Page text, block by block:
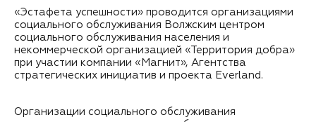
«Эстафета успешности» проводится организациями
социального обслуживания Волжским центром
социального обслуживания населения и
некоммерческой организацией «Территория добра»
при участии компании «Магнит», Агентства
стратегических инициатив и проекта Everland.
Организации социального обслуживания